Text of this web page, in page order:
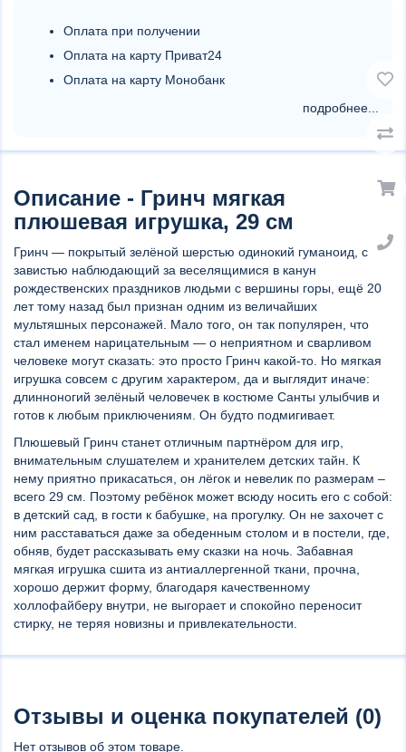
Оплата при получении
Оплата на карту Приват24
Оплата на карту Монобанк
подробнее...
Описание - Гринч мягкая
плюшевая игрушка, 29 см
Гринч ― покрытый зелёной шерстью одинокий гуманоид, с
завистью наблюдающий за веселящимися в канун
рождественских праздников людьми с вершины горы, ещё 20
лет тому назад был признан одним из величайших
мультяшных персонажей. Мало того, он так популярен, что
стал именем нарицательным ― о неприятном и сварливом
человеке могут сказать: это просто Гринч какой-то. Но мягкая
игрушка совсем с другим характером, да и выглядит иначе:
длинноногий зелёный человечек в костюме Санты улыбчив и
готов к любым приключениям. Он будто подмигивает.
Плюшевый Гринч станет отличным партнёром для игр,
внимательным слушателем и хранителем детских тайн. К
нему приятно прикасаться, он лёгок и невелик по размерам –
всего 29 см. Поэтому ребёнок может всюду носить его с собой:
в детский сад, в гости к бабушке, на прогулку. Он не захочет с
ним расставаться даже за обеденным столом и в постели, где,
обняв, будет рассказывать ему сказки на ночь. Забавная
мягкая игрушка сшита из антиаллергенной ткани, прочна,
хорошо держит форму, благодаря качественному
холлофайберу внутри, не выгорает и спокойно переносит
стирку, не теряя новизны и привлекательности.
Отзывы и оценка покупателей (0)
Нет отзывов об этом товаре.